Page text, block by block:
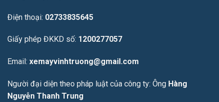
Điện thoại: 02733835645
Giấy phép ĐKKD số: 1200277057
Email: xemayvinhtruong@gmail.com
Người đại diện theo pháp luật của công ty: Ông Hàng
Nguyễn Thanh Trung